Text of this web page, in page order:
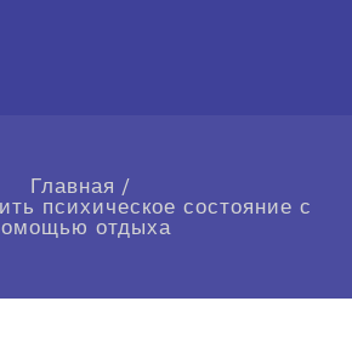
Главная /
психическое состояние с
отдыха